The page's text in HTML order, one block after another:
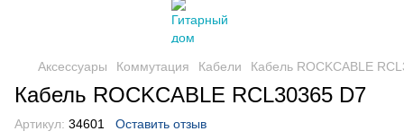
Аксессуары Коммутация Кабели Кабель ROCKCABLE
Кабель ROCKCABLE RCL30365 D7
Артикул: 34601 Оставить отзыв